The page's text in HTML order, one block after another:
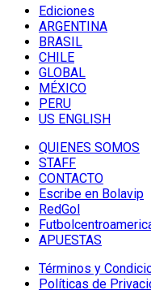
Ediciones
ARGENTINA
BRASIL
CHILE
GLOBAL
MÉXICO
PERU
US ENGLISH
QUIENES SOMOS
STAFF
CONTACTO
Escribe en Bolavip
RedGol
APUESTAS
Términos y
Políticas de